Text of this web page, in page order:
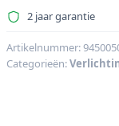
421
G38-
basis
2 jaar garantie
Artikelnummer:
Categorieën: